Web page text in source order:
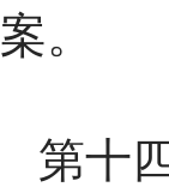
案。
第十